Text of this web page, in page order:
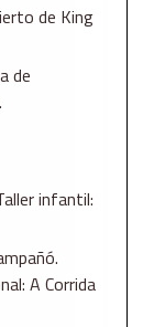
de King
de
infantil:
A Corrida